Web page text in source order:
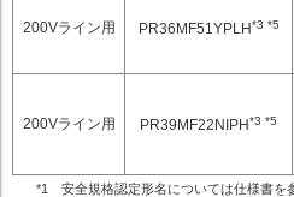
200Vライン用 PR36MF51YPLH*3 *5
200Vライン用 PR39MF22NIPH*3 *5
*1 安全規格認定形名については仕様書を